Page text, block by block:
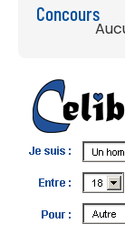
Concours